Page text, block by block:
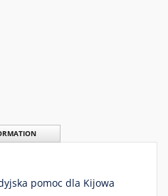
pomoc dla Kijowa